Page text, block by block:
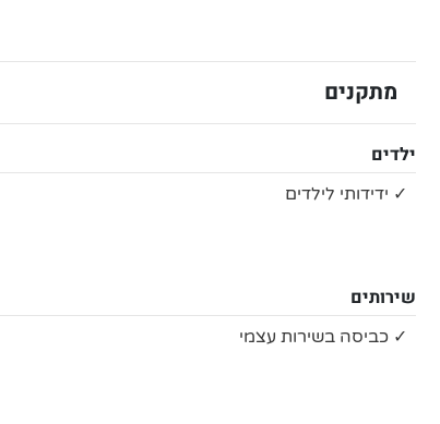
מתקנים
ילדים
✓ ידידותי לילדים
שירותים
✓ כביסה בשירות עצמי